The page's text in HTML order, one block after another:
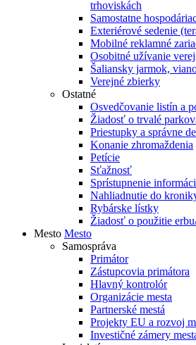
trhoviskách
Samostatne
Exteriérové sedenie
Mobilné reklamné
Osobitné užívanie
Šaliansky jarmok,
Verejné zbierky
Ostatné
Osvedčovanie listín a
Žiadosť o trvalé
Priestupky a správne
Konanie zhromaždenia
Petície
Sťažnosť
Sprístupnenie
Nahliadnutie do
Rybárske lístky
Žiadosť o použitie
Mesto Mesto
Samospráva
Primátor
Zástupcovia primátora
Hlavný kontrolór
Organizácie mesta
Partnerské mestá
Projekty EU a rozvoj
Investičné zámery